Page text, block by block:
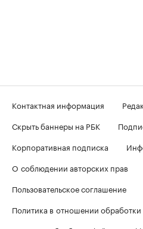
Контактная информация
Скрыть баннеры на РБК
Корпоративная подписка
О соблюдении авторских прав
Пользовательское соглашение
Политика в отношении